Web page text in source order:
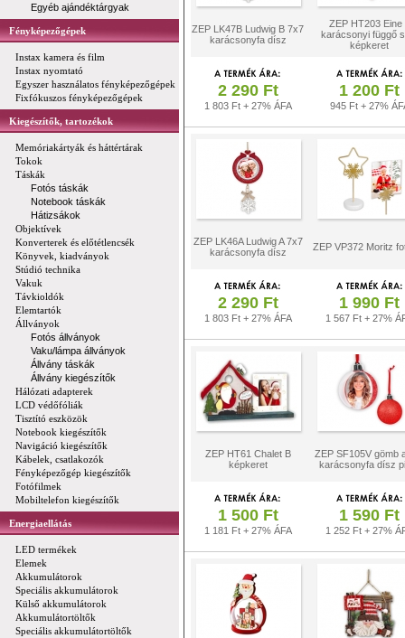
Egyéb ajándéktárgyak
Fényképezőgépek
Instax kamera és film
Instax nyomtató
Egyszer használatos fényképezőgépek
Fixfókuszos fényképezőgépek
Kiegészítők, tartozékok
Memóriakártyák és háttértárak
Tokok
Táskák
Fotós táskák
Notebook táskák
Hátizsákok
Objektívek
Konverterek és előtétlencsék
Könyvek, kiadványok
Stúdió technika
Vakuk
Távkioldók
Elemtartók
Állványok
Fotós állványok
Vaku/lámpa állványok
Állvány táskák
Állvány kiegészítők
Hálózati adapterek
LCD védőfóliák
Tisztító eszközök
Notebook kiegészítők
Navigáció kiegészítők
Kábelek, csatlakozók
Fényképezőgép kiegészítők
Fotófilmek
Mobiltelefon kiegészítők
Energiaellátás
LED termékek
Elemek
Akkumulátorok
Speciális akkumulátorok
Külső akkumulátorok
Akkumulátortöltők
Speciális akkumulátortöltők
ZEP LK47B Ludwig B 7x7
karácsonyfa dísz
ZEP HT203 Eine
karácsonyi függő
képkeret
2 290 Ft
1 803 Ft + 27% ÁFA
1 200 Ft
945 Ft + 27%
ZEP LK46A Ludwig A 7x7
karácsonyfa dísz
ZEP VP372 Moritz
2 290 Ft
1 803 Ft + 27% ÁFA
1 990 Ft
1 567 Ft + 27%
ZEP HT61 Chalet B
képkeret
ZEP SF105V gömb
karácsonyfa dísz
1 500 Ft
1 181 Ft + 27% ÁFA
1 590 Ft
1 252 Ft + 27%